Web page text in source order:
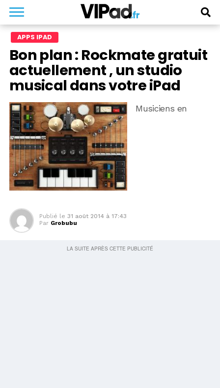
APPS IPAD
Bon plan : Rockmate gratuit
actuellement , un studio
musical dans votre iPad
Musiciens en
Publié le 31 août 2014 à 17:43
Par Grobubu